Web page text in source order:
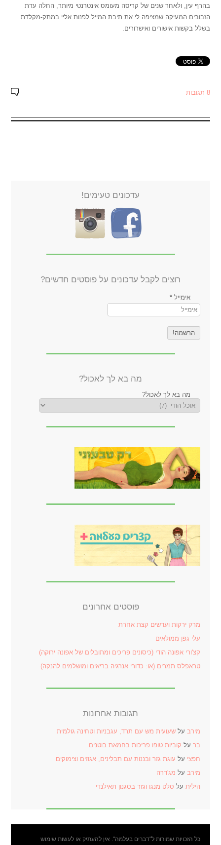
בהרף עין, ולאחר שנים של קריסה מעומס אינטרנטי מיותר, החלה עדת
הזבובים המעיקה שמציפה לי את תיבת המייל לפנות אליי במתק-מקלדת
בשלל בקשות אישורים ואישרורים.
8 תגובות
עדכונים טעימים!
רוצים לקבל עדכונים על פוסטים חדשים?
אימייל*
מה בא לך לאכול?
מה בא לך לאכול?
פוסטים אחרונים
מרק ירקות ועדשים קצת אחרת
עלי גפן ממולאים
קצ'ורי אפונה הודי (כיסונים פריכים ומתובלים של אפונה ירוקה)
טראפלס תמרים (או: כדורי אנרגיה בריאים ומושלמים להנקה)
תגובות אחרונות
מירב עלשעועית מש עם תרד, עגבניות וטחינה גולמית
בר על קוביות טופו פריכות בחמאת בוטנים
חפצי על עוגת גזר ובננות עם תבלינים, אגוזים וצימוקים
מירב על מג'דרה
הילית על סלט מנגו וגזר בסגנון תאילנדי
כל הזכויות שמורות ל"דברים בעלמה". אין להעתיק או לעשות שימוש